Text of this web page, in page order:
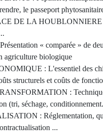
le passeport
DE LA HOUBLONNIERE
« comparée » de
agriculture biologique
: L'essentiel des
structurels et coûts de
:
(tri, séchage,
: Réglementation,
...